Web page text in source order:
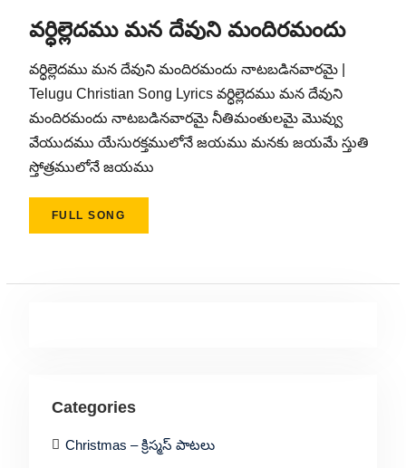
వర్ధిల్లెదము మన దేవుని మందిరమందు
వర్ధిల్లెదము మన దేవుని మందిరమందు నాటబడినవారమై |
Telugu Christian Song Lyrics వర్ధిల్లెదము మన దేవుని
మందిరమందు నాటబడినవారమై నీతిమంతులమై మొవ్వు
వేయుదము యేసురక్తములోనే జయము మనకు జయమే స్తుతి
స్తోత్రములోనే జయము
FULL SONG
Categories
Christmas – క్రిస్మస్ పాటలు